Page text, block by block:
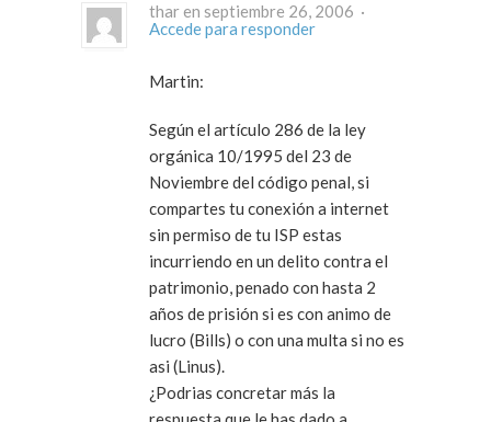
thar en septiembre 26, 2006 ·
Accede para responder
Martin:
Según el artículo 286 de la ley
orgánica 10/1995 del 23 de
Noviembre del código penal, si
compartes tu conexión a internet
sin permiso de tu ISP estas
incurriendo en un delito contra el
patrimonio, penado con hasta 2
años de prisión si es con animo de
lucro (Bills) o con una multa si no es
asi (Linus).
¿Podrias concretar más la